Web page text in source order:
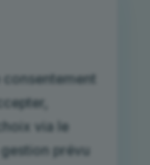
consentement
via le
prévu